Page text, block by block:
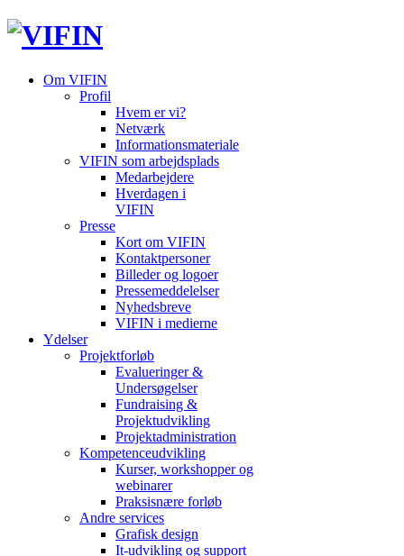
Om VIFIN
Profil
Hvem er vi?
Netværk
Informationsmateriale
VIFIN som arbejdsplads
Medarbejdere
Hverdagen i
VIFIN
Presse
Kort om VIFIN
Kontaktpersoner
Billeder og logoer
Pressemeddelelser
Nyhedsbreve
VIFIN i medierne
Ydelser
Projektforløb
Evalueringer &
Undersøgelser
Fundraising &
Projektudvikling
Projektadministration
Kompetenceudvikling
Kurser, workshopper og
webinarer
Praksisnære forløb
Andre services
Grafisk design
It-udvikling og support